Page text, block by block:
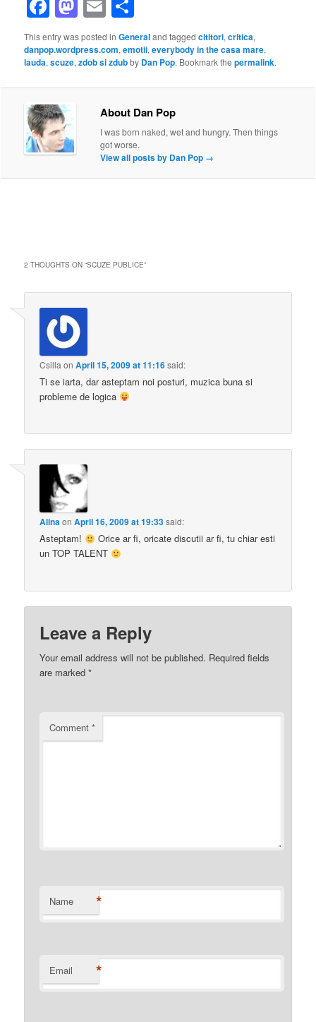
Facebook
Mastodon
Email
This entry was posted inGeneraland taggedcititori,critica,
danpop.wordpress.com,emotii,everybody in the casa mare,
lauda,scuze,zdob si zdubby Dan Pop. Bookmark thepermalink.
About Dan Pop
I was born naked, wet and hungry. Then things
got worse.
View all posts by Dan Pop →
2 THOUGHTS ON “SCUZE PUBLICE”
Csilla onApril 15, 2009 at 11:16said:
Ti se iarta, dar asteptam noi posturi, muzica buna si
probleme de logica
AlinaonApril 16, 2009 at 19:33said:
Asteptam!
Orice ar fi, oricate discutii ar fi, tu chiar esti
un TOP TALENT
Leave a Reply
Your email address will not be published. Required fields
are marked*
Comment*
Name *
Email *